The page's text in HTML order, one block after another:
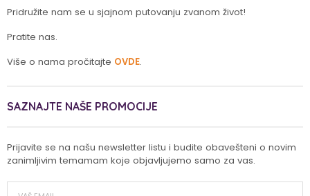
Pridružite nam se u sjajnom putovanju zvanom život!
Pratite nas.
Više o nama pročitajte OVDE.
SAZNAJTE NAŠE PROMOCIJE
Prijavite se na našu newsletter listu i budite obavešteni o novim
zanimljivim temamam koje objavljujemo samo za vas.